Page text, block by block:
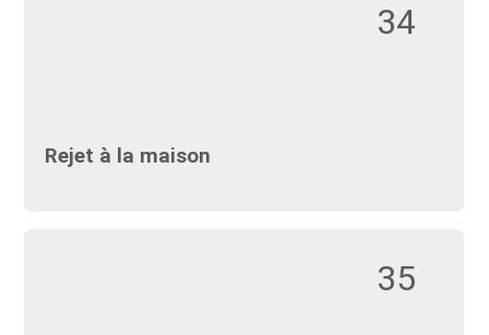
34
Rejet à la maison
35